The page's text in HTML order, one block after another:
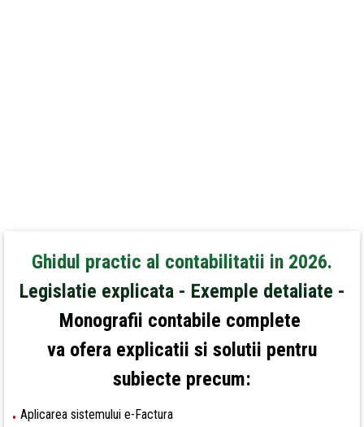
Ghidul practic al contabilitatii in 2026.
Legislatie explicata - Exemple detaliate -
Monografii contabile complete
va ofera explicatii si solutii pentru
subiecte precum:
• Aplicarea sistemului e-Factura